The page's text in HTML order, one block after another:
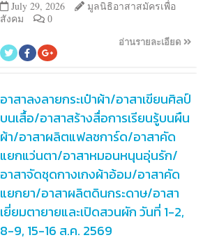
July 29, 2026
มูลนิธิอาสาสมัครเพื่อ
สังคม
0
อ่านรายละเอียด
อาสาลงลายกระเป๋าผ้า/อาสาเขียนศิลป์
บนเสื้อ/อาสาสร้างสื่อการเรียนรู้บนผืน
ผ้า/อาสาผลิตแฟลชการ์ด/อาสาคัด
แยกแว่นตา/อาสาหมอนหนุนอุ่นรัก/
อาสาจัดชุดกางเกงผ้าอ้อม/อาสาคัด
แยกยา/อาสาผลิตดินกระดาษ/อาสา
เยี่ยมตายายและเปิดสวนผัก วันที่ 1-2,
8-9, 15-16 ส.ค. 2569